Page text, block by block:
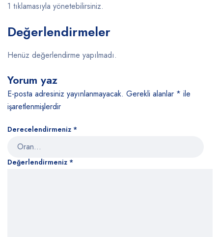
1 tıklamasıyla yönetebilirsiniz.
Değerlendirmeler
Henüz değerlendirme yapılmadı.
Yorum yaz
E-posta adresiniz yayınlanmayacak. Gerekli alanlar * ile
işaretlenmişlerdir
Derecelendirmeniz *
Değerlendirmeniz *